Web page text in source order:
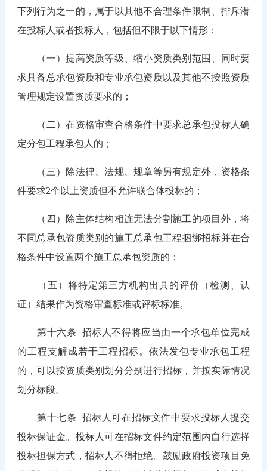
下列行为之一的，属于以其他不合理条件限制、排斥潜
在投标人或者投标人，包括但不限于以下情形：
（一）提高资质等级、缩小资质类别范围、同时要
求具备总承包资质和专业承包资质以及其他不按照资质
管理规定设置资质要求的；
（二）在资格审查合格条件中要求总承包投标人确
定分包工程承包人的；
（三）除法律、法规、规章等另有规定外，资格条
件要求2个以上资质但不允许联合体投标的；
（四）除主体结构相连无法分割施工的项目外，将
不同总承包资质类别的施工总承包工程捆绑招标并在合
格条件中设置两个施工总承包资质的；
（五）将特定第三方机构出具的评价（检测、认
证）结果作为资格审查标准或评标标准。
第十六条 招标人不得将应当由一个承包单位完成
的工程支解成若干工程招标。依法发包专业承包工程
的，可以按资质类别划分分别进行招标，并按实际情况
划分标段。
第十七条 招标人可在招标文件中要求投标人提交
投标保证金。投标人可在招标文件约定范围内自行选择
投标担保方式，招标人不得拒绝。鼓励政府投资项目免